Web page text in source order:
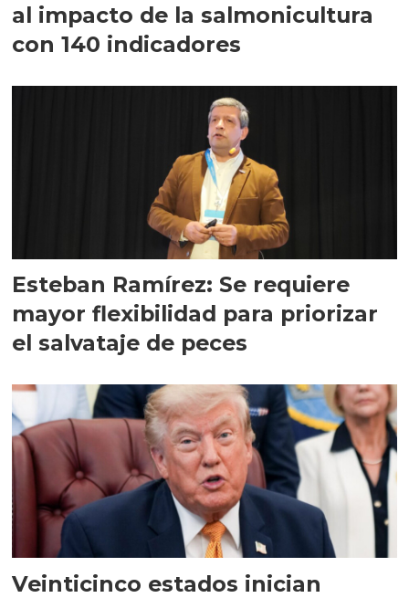
al impacto de la salmonicultura
con 140 indicadores
Esteban Ramírez: Se requiere
mayor flexibilidad para priorizar
el salvataje de peces
Veinticinco estados inician